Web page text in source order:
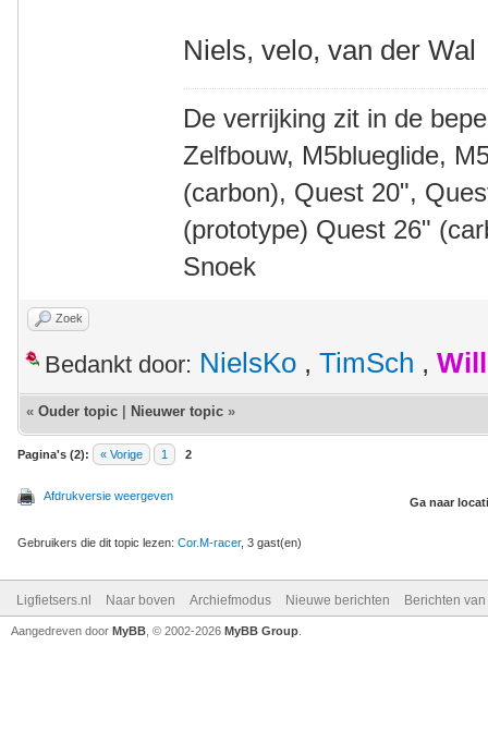
Niels, velo, van der Wal
De verrijking zit in de
Zelfbouw, M5blueglide,
(carbon), Quest 20",
(prototype) Quest 26"
Snoek
Zoek
Bedankt door: NielsKo , TimSch ,
« Ouder topic Nieuwer topic »
Pagina's (2): « Vorige 1 2
Afdrukversie weergeven Ga naar
Gebruikers die dit topic lezen: Cor.M-racer, 3 gast(en)
Ligfietsers.nl Naar boven Archiefmodus Nieuwe berichten Berichten
Aangedreven door MyBB , © 2002-2026 MyBB Group